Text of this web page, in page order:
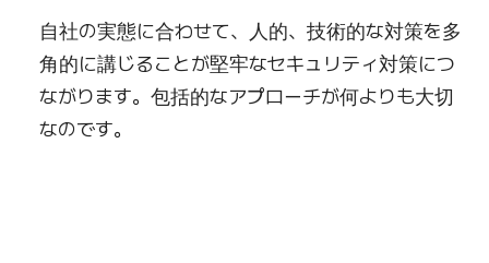
自社の実態に合わせて、人的、技術的な対策を多
角的に講じることが堅牢なセキュリティ対策につ
ながります。包括的なアプローチが何よりも大切
なのです。